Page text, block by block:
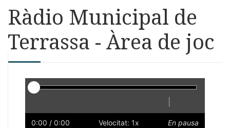
Ràdio Municipal de
Terrassa - Àrea de joc
Reproductor
Lent
0:00 / 0:00 Velocitat: 1x En pausa